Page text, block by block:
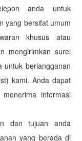
anda untuk
yang bersifat umum
khusus atau
mengirimkan surel
untuk berlangganan
kami. Anda dapat
informasi
dan tujuan anda
yang berada di